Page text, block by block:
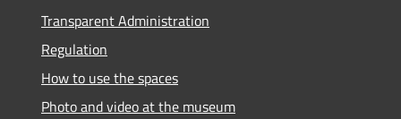
Transparent Administration
Regulation
How to use the spaces
Photo and video at the museum